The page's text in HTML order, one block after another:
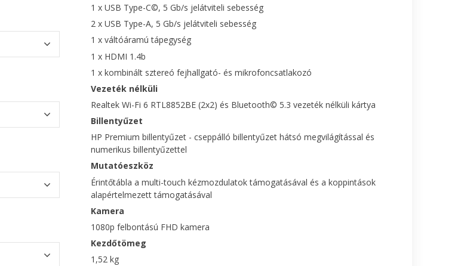
1 x USB Type-C©, 5 Gb/s jelátviteli sebesség
2 x USB Type-A, 5 Gb/s jelátviteli sebesség
1 x váltóáramú tápegység
1 x HDMI 1.4b
1 x kombinált sztereó fejhallgató- és mikrofoncsatlakozó
Vezeték nélküli
Realtek Wi-Fi 6 RTL8852BE (2x2) és Bluetooth© 5.3 vezeték nélküli kártya
Billentyűzet
HP Premium billentyűzet - cseppálló billentyűzet hátsó megvilágítással és
numerikus billentyűzettel
Mutatóeszköz
Érintőtábla a multi-touch kézmozdulatok támogatásával és a koppintások
alapértelmezett támogatásával
Kamera
1080p felbontású FHD kamera
Kezdőtömeg
1,52 kg